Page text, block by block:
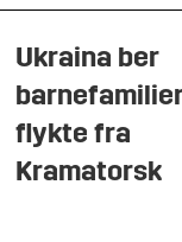
Ukraina ber
flykte fra
Kramatorsk